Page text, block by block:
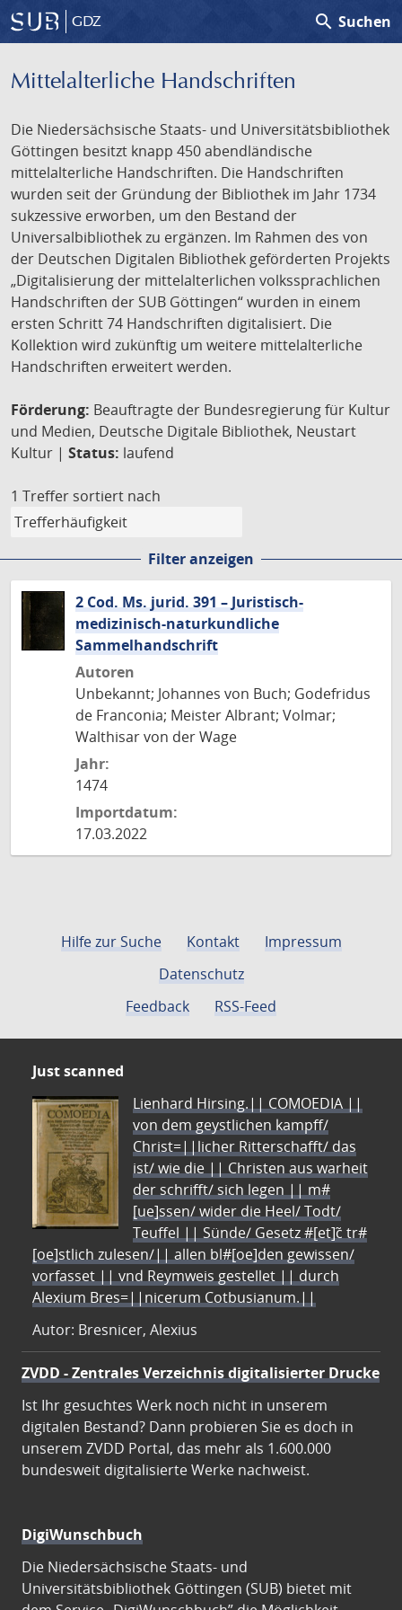
GDZ search Suchen
Mittelalterliche Handschriften
Die Niedersächsische Staats- und Universitätsbibliothek
Göttingen besitzt knapp 450 abendländische
mittelalterliche Handschriften. Die Handschriften
wurden seit der Gründung der Bibliothek im Jahr 1734
sukzessive erworben, um den Bestand der
Universalbibliothek zu ergänzen. Im Rahmen des von
der Deutschen Digitalen Bibliothek geförderten Projekts
„Digitalisierung der mittelalterlichen volkssprachlichen
Handschriften der SUB Göttingen“ wurden in einem
ersten Schritt 74 Handschriften digitalisiert. Die
Kollektion wird zukünftig um weitere mittelalterliche
Handschriften erweitert werden.
Förderung: Beauftragte der Bundesregierung für Kultur
und Medien, Deutsche Digitale Bibliothek, Neustart
Kultur | Status: laufend
1 Treffer sortiert nach
Filter anzeigen
2 Cod. Ms. jurid. 391 – Juristisch-
medizinisch-naturkundliche
Sammelhandschrift
Autoren
Unbekannt; Johannes von Buch; Godefridus
de Franconia; Meister Albrant; Volmar;
Walthisar von der Wage
Jahr:
1474
Importdatum:
17.03.2022
Hilfe zur Suche Kontakt
Impressum
Datenschutz
Feedback
RSS-Feed
Just scanned
Lienhard Hirsing.|| COMOEDIA ||
von dem geystlichen kampff/
Christ=||licher Ritterschafft/ das
ist/ wie die || Christen aus warheit
der schrifft/ sich legen || m#
[ue]ssen/ wider die Heel/ Todt/
Teuffel || Sünde/ Gesetz #[et]c̃ tr#
[oe]stlich zulesen/|| allen bl#[oe]den gewissen/
vorfasset || vnd Reymweis gestellet || durch
Alexium Bres=||nicerum Cotbusianum.||
Autor: Bresnicer, Alexius
ZVDD - Zentrales Verzeichnis digitalisierter Drucke
Ist Ihr gesuchtes Werk noch nicht in unserem
digitalen Bestand? Dann probieren Sie es doch in
unserem ZVDD Portal, das mehr als 1.600.000
bundesweit digitalisierte Werke nachweist.
DigiWunschbuch
Die Niedersächsische Staats- und
Universitätsbibliothek Göttingen (SUB) bietet mit